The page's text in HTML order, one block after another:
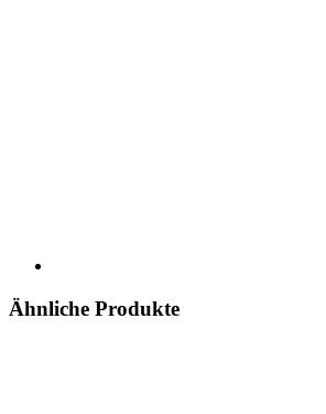
Ähnliche Produkte